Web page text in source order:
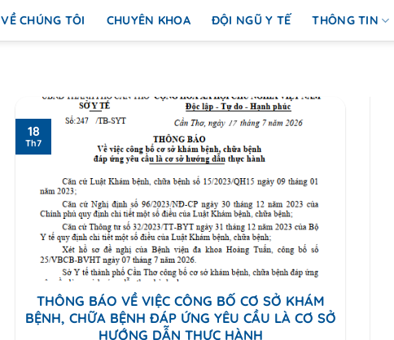
VỀ CHÚNG TÔI CHUYÊN KHOA ĐỘI NGŨ Y TẾ THÔNG TIN
THÔNG BÁO VỀ VIỆC CÔNG BỐ CƠ SỞ KHÁM
BỆNH, CHỮA BỆNH ĐÁP ỨNG YÊU CẦU LÀ CƠ SỞ
HƯỚNG DẪN THỰC HÀNH
18
Th7